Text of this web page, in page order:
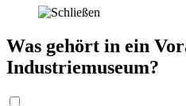
Was gehört in ein
Industriemuseum?